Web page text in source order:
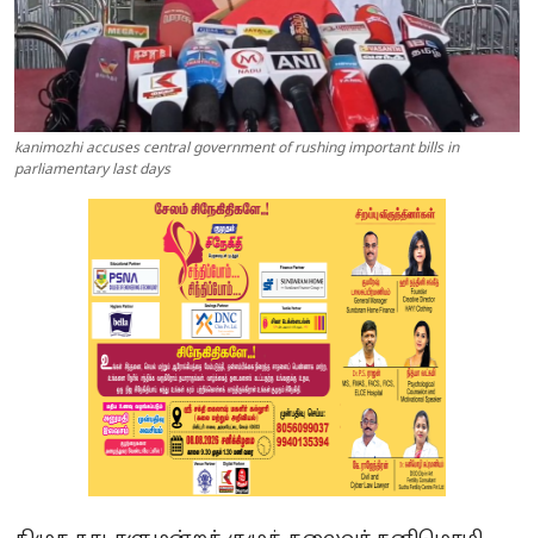
kanimozhi accuses central government of rushing important bills in
parliamentary last days